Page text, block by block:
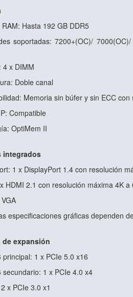
Hasta 192 GB DDR5
soportadas: 7200+(OC)/
4 x DIMM
Doble canal
Memoria sin búfer y sin ECC con
Compatible
OptiMem II
integrados
1 x DisplayPort 1.4 con resolución
HDMI 2.1 con resolución máxima 4K a
especificaciones gráficas dependen
de expansión
principal: 1 x PCIe 5.0 x16
secundario: 1 x PCIe 4.0 x4
x PCIe 3.0 x1